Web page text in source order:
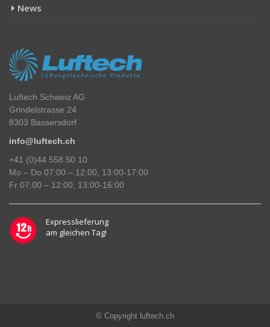
News
Luftech Schweiz AG
Grindelstrasse 24
8303 Bassersdorf
info@luftech.ch
+41 (0)44 558 50 10
Mo – Do 07:00 – 12:00, 13:00-17:00
Fr 07:00 – 12:00, 13:00-16:00
Expresslieferung
am gleichen Tag!
© Copyright luftech.ch